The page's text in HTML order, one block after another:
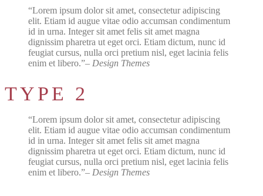
Lorem ipsum dolor sit amet, consectetur adipiscing
elit. Etiam id augue vitae odio accumsan condimentum
id in urna. Integer sit amet felis sit amet magna
dignissim pharetra ut eget orci. Etiam dictum, nunc id
feugiat cursus, nulla orci pretium nisl, eget lacinia felis
enim et libero. – Design Themes
TYPE 2
Lorem ipsum dolor sit amet, consectetur adipiscing
elit. Etiam id augue vitae odio accumsan condimentum
id in urna. Integer sit amet felis sit amet magna
dignissim pharetra ut eget orci. Etiam dictum, nunc id
feugiat cursus, nulla orci pretium nisl, eget lacinia felis
enim et libero. – Design Themes